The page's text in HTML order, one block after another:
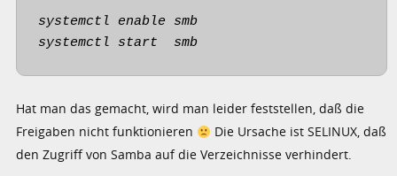
systemctl enable smb
systemctl start  smb
Hat man das gemacht, wird man leider feststellen, daß die
Freigaben nicht funktionieren
Die Ursache ist SELINUX, daß
den Zugriff von Samba auf die Verzeichnisse verhindert.